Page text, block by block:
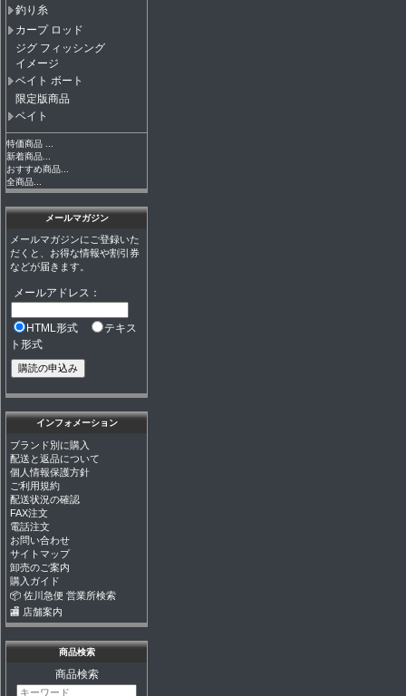
釣り糸
カープ ロッド
ジグ フィッシング
イメージ
ベイト ボート
限定版商品
ベイト
特価商品 ...
新着商品...
おすすめ商品...
全商品...
メールマガジン
メールマガジンにご登録いた
だくと、お得な情報や割引券
などが届きます。
メールアドレス：
HTML形式
テキス
ト形式
インフォメーション
ブランド別に購入
配送と返品について
個人情報保護方針
ご利用規約
配送状況の確認
FAX注文
電話注文
お問い合わせ
サイトマップ
卸売のご案内
購入ガイド
📦 佐川急便 営業所検索
🏬 店舗案内
商品検索
商品検索